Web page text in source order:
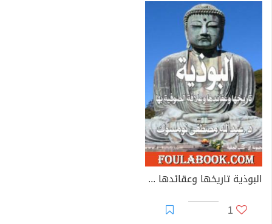
البوذية تاريخها وعقائدها وعلاقة الصوفية بها
1